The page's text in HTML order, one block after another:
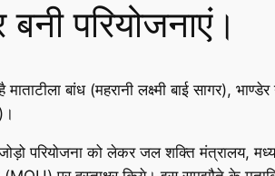
परियोजनाएं।
माताटीला बांध (महरानी लक्ष्मी बाई सागर),
परियोजना को लेकर जल शक्ति मंत्रालय,